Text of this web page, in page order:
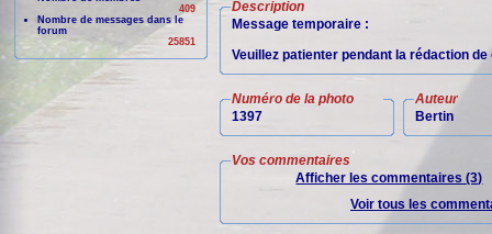
409
Nombre de messages dans le
forum
25851
Description
Message temporaire :
Veuillez patienter pendant la rédaction
Numéro de la photo
1397
Auteur
Bertin
Vos commentaires
Afficher les commentaires (3)
Voir tous les